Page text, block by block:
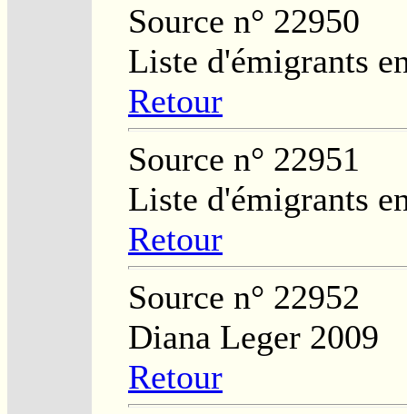
Source n° 22950
Liste d'émigrants
Retour
Source n° 22951
Liste d'émigrants
Retour
Source n° 22952
Diana Leger 2009
Retour